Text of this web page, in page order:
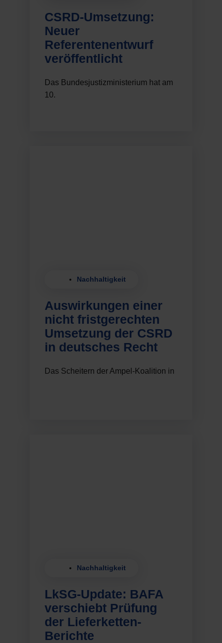
CSRD-Umsetzung:
Neuer
Referentenentwurf
veröffentlicht
Das Bundesjustizministerium hat am
10.
Nachhaltigkeit
Auswirkungen einer
nicht fristgerechten
Umsetzung der CSRD
in deutsches Recht
Das Scheitern der Ampel-Koalition in
Nachhaltigkeit
LkSG-Update: BAFA
verschiebt Prüfung
der Lieferketten-
Berichte